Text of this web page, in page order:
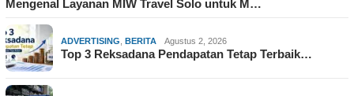
Mengenal Layanan MIW Travel Solo untuk M…
ADVERTISING, BERITA Agustus 2, 2026
Top 3 Reksadana Pendapatan Tetap Terbaik…